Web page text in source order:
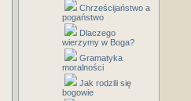
Chrześcijaństwo a
pogaństwo
Dlaczego
wierzymy w Boga?
Gramatyka
moralności
Jak rodzili się
bogowie